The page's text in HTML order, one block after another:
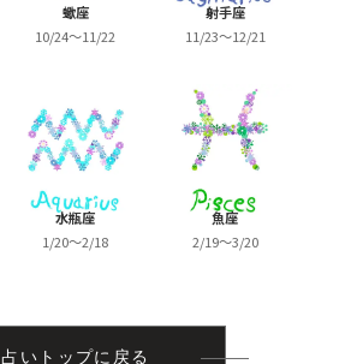
蠍座
10/24～11/22
射手座
11/23～12/21
水瓶座
1/20～2/18
魚座
2/19～3/20
占いトップに戻る